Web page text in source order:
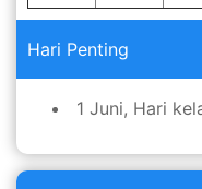
Hari Penting
1 Juni, Hari